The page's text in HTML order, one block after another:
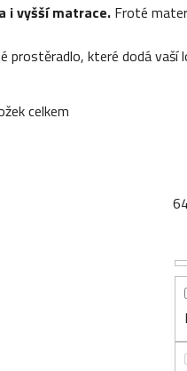
i vyšší matrace. Froté
prostěradlo, které dodá
celkem